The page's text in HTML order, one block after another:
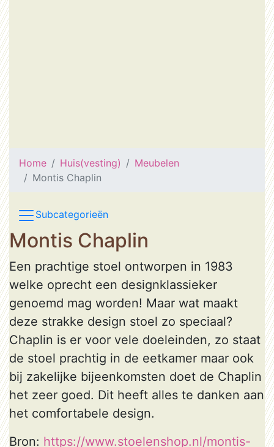
Home Huis(vesting)
Meubelen
Montis Chaplin
Subcategorieën
Montis Chaplin
Een prachtige stoel ontworpen in 1983
welke oprecht een designklassieker
genoemd mag worden! Maar wat maakt
deze strakke design stoel zo speciaal?
Chaplin is er voor vele doeleinden, zo staat
de stoel prachtig in de eetkamer maar ook
bij zakelijke bijeenkomsten doet de Chaplin
het zeer goed. Dit heeft alles te danken aan
het comfortabele design.
Bron: https://www.stoelenshop.nl/montis-